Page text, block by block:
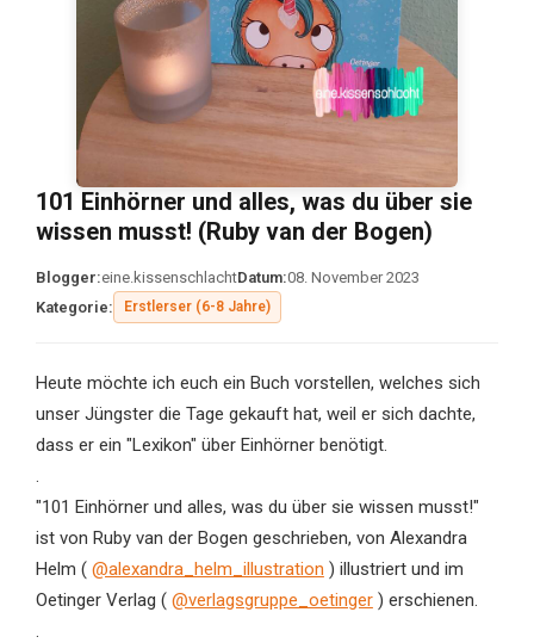
101 Einhörner und alles, was du über sie
wissen musst! (Ruby van der Bogen)
Blogger:eine.kissenschlachtDatum:08. November 2023
Kategorie:
Erstlerser (6-8 Jahre)
Heute möchte ich euch ein Buch vorstellen, welches sich
unser Jüngster die Tage gekauft hat, weil er sich dachte,
dass er ein "Lexikon" über Einhörner benötigt.
.
"101 Einhörner und alles, was du über sie wissen musst!"
ist von Ruby van der Bogen geschrieben, von Alexandra
Helm ( @alexandra_helm_illustration ) illustriert und im
Oetinger Verlag ( @verlagsgruppe_oetinger) erschienen.
.